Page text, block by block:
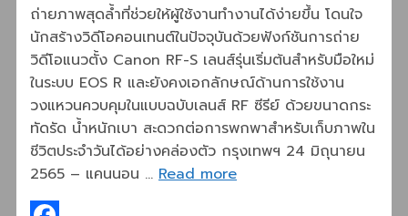
ถ่ายภาพสุดล้ำที่ช่วยให้ผู้ใช้งานทำงานได้ง่ายขึ้น โดนใจ
นักสร้างวิดีโอคอนเทนต์ในปัจจุบันด้วยฟังก์ชันการถ่าย
วิดีโอแนวตั้ง Canon RF-S เลนส์รุ่นเริ่มต้นสำหรับมือใหม่
ในระบบ EOS R และยังคงเอกลักษณ์ด้านการใช้งาน
วงแหวนควบคุมในแบบฉบับเลนส์ RF ซีรีย์ ด้วยขนาดกระ
ทัดรัด น้ำหนักเบา สะดวกต่อการพกพาสำหรับเก็บภาพใน
ชีวิตประจำวันได้อย่างคล่องตัว กรุงเทพฯ 24 มิถุนายน
2565 – แคนนอน … Read more